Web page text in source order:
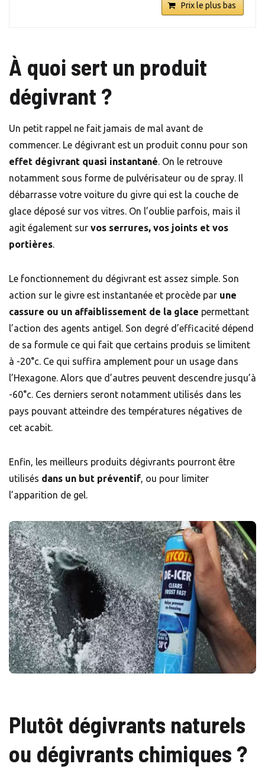
Prix le plus bas
À quoi sert un produit
dégivrant ?
Un petit rappel ne fait jamais de mal avant de
commencer. Le dégivrant est un produit connu pour son
effet dégivrant quasi instantané. On le retrouve
notamment sous forme de pulvérisateur ou de spray. Il
débarrasse votre voiture du givre qui est la couche de
glace déposé sur vos vitres. On l’oublie parfois, mais il
agit également sur vos serrures, vos joints et vos
portières.
Le fonctionnement du dégivrant est assez simple. Son
action sur le givre est instantanée et procède par une
cassure ou un affaiblissement de la glace permettant
l’action des agents antigel. Son degré d’efficacité dépend
de sa formule ce qui fait que certains produis se limitent
à -20°c. Ce qui suffira amplement pour un usage dans
l’Hexagone. Alors que d’autres peuvent descendre jusqu’à
-60°c. Ces derniers seront notamment utilisés dans les
pays pouvant atteindre des températures négatives de
cet acabit.
Enfin, les meilleurs produits dégivrants pourront être
utilisés dans un but préventif, ou pour limiter
l’apparition de gel.
Plutôt dégivrants naturels
ou dégivrants chimiques ?